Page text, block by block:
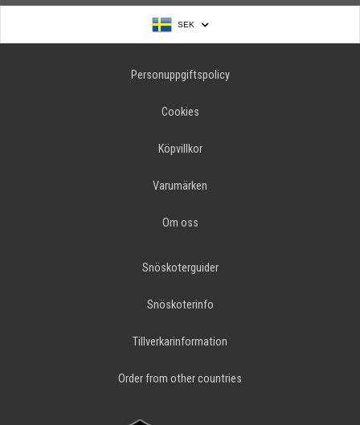
SEK
Personuppgiftspolicy
Cookies
Köpvillkor
Varumärken
Om oss
Snöskoterguider
Snöskoterinfo
Tillverkarinformation
Order from other countries